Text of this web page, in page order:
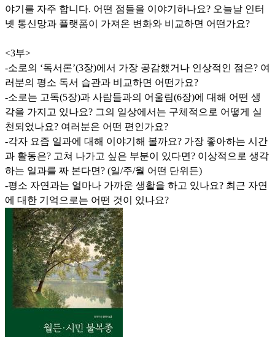
야기를 자주 합니다. 어떤 점들을 이야기하나요? 오늘날 인터
넷 통신망과 플랫폼이 가져온 변화와 비교하면 어떤가요?
<3부>
-소로의 ‘독서론’(3장)에서 가장 공감했거나 인상적인 점은? 여
러분의 평소 독서 습관과 비교하면 어떤가요?
-소로는 고독(5장)과 사람들과의 어울림(6장)에 대해 어떤 생
각을 가지고 있나요? 그의 일상에서는 구체적으로 어떻게 실
천되었나요? 여러분은 어떤 편인가요?
-각자 요즘 일과에 대해 이야기해 볼까요? 가장 좋아하는 시간
과 활동은? 고쳐 나가고 싶은 부분이 있다면? 이상적으로 생각
하는 일과를 짜 본다면? (일/주/월 어떤 단위든)
-평소 자연과는 얼마나 가까운 생활을 하고 있나요? 최근 자연
에 대한 기억으로는 어떤 것이 있나요?